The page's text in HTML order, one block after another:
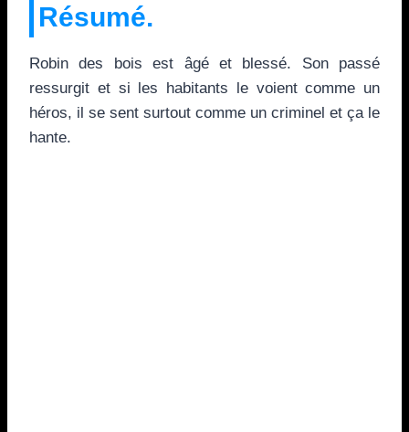
Résumé.
Robin des bois est âgé et blessé. Son passé
ressurgit et si les habitants le voient comme un
héros, il se sent surtout comme un criminel et ça le
hante.